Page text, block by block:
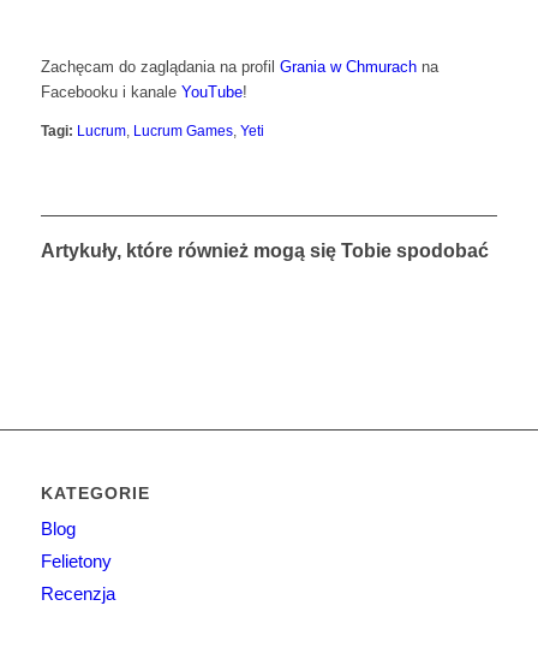
Zachęcam do zaglądania na profil Grania w Chmurachna
Facebooku i kanale YouTube!
Tagi: Lucrum, Lucrum Games, Yeti
Artykuły, które również mogą się Tobie spodobać
KATEGORIE
Blog
Felietony
Recenzja